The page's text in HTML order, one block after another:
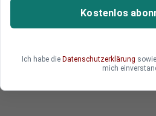
In der Türkei erwarten
Vertreter der US-
Kostenlos
Ich habe die Datenschutzerklärung
mich